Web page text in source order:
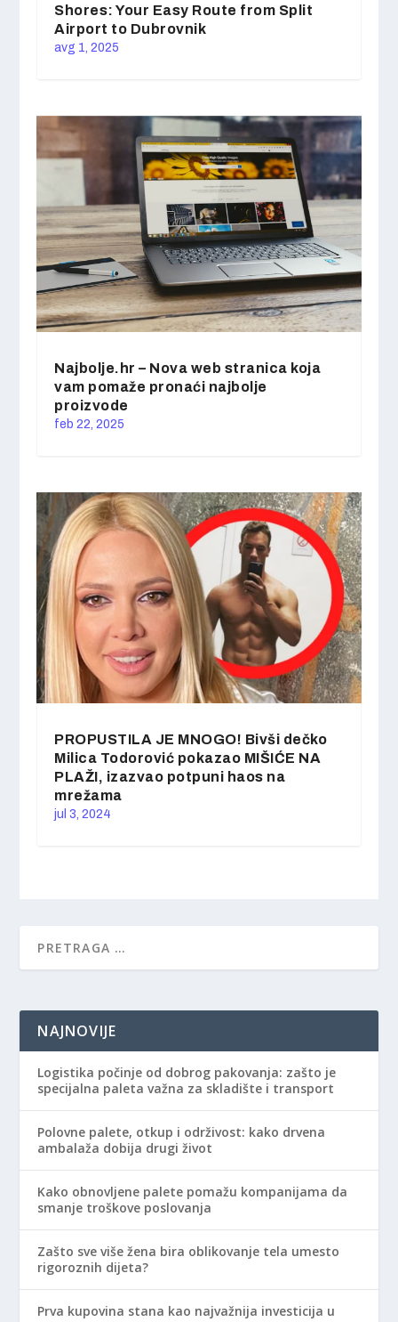
Shores: Your Easy Route from Split
Airport to Dubrovnik
avg 1, 2025
Najbolje.hr – Nova web stranica koja
vam pomaže pronaći najbolje
proizvode
feb 22, 2025
PROPUSTILA JE MNOGO! Bivši dečko
Milica Todorović pokazao MIŠIĆE NA
PLAŽI, izazvao potpuni haos na
mrežama
jul 3, 2024
NAJNOVIJE
Logistika počinje od dobrog pakovanja: zašto je
specijalna paleta važna za skladište i transport
Polovne palete, otkup i održivost: kako drvena
ambalaža dobija drugi život
Kako obnovljene palete pomažu kompanijama da
smanje troškove poslovanja
Zašto sve više žena bira oblikovanje tela umesto
rigoroznih dijeta?
Prva kupovina stana kao najvažnija investicija u